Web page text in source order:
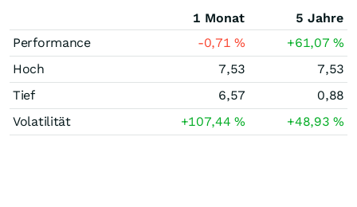
1 Monat
5 Jahre
Performance
-0,71% +61,07%
Hoch
7,53
7,53
Tief
6,57
0,88
Volatilität
+107,44% +48,93%